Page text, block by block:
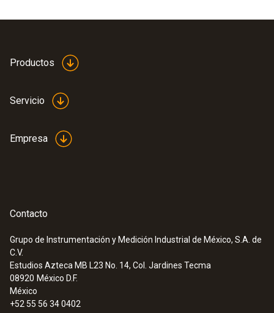
Productos
Servicio
Empresa
Contacto
Grupo de Instrumentación y Medición Industrial de México, S.A. de
C.V.
Estudios Azteca MB L23 No. 14, Col. Jardines Tecma
08920 México D.F.
México
+52 55 56 34 0402